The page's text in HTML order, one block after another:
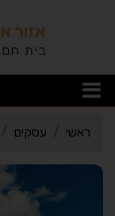
פרטי
ראשי עסקים